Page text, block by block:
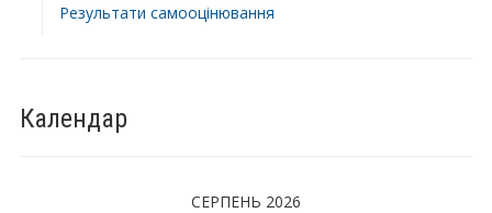
Результати самооцінювання
Календар
СЕРПЕНЬ 2026